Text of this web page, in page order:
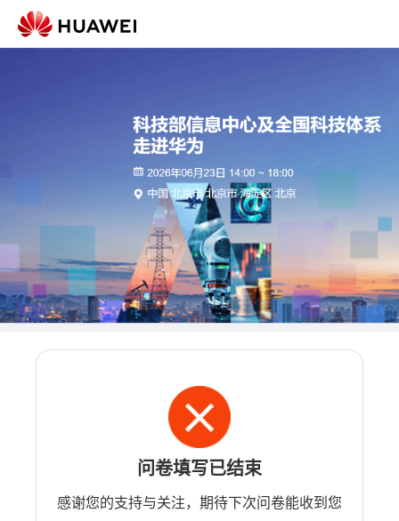
问卷填写已结束
感谢您的支持与关注，期待下次问卷能收到您